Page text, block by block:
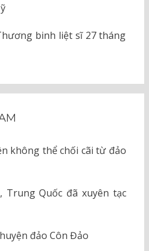
binh liệt sĩ 27 tháng
không thể chối cãi từ đảo
Trung Quốc đã xuyên tạc
đảo Côn Đảo